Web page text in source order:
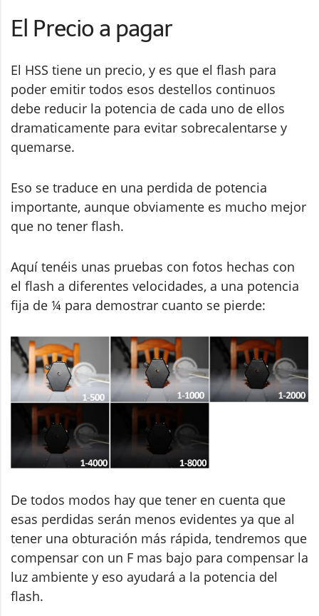
El Precio a pagar
El HSS tiene un precio, y es que el flash para
poder emitir todos esos destellos continuos
debe reducir la potencia de cada uno de ellos
dramaticamente para evitar sobrecalentarse y
quemarse.
Eso se traduce en una perdida de potencia
importante, aunque obviamente es mucho mejor
que no tener flash.
Aquí tenéis unas pruebas con fotos hechas con
el flash a diferentes velocidades, a una potencia
fija de ¼ para demostrar cuanto se pierde:
De todos modos hay que tener en cuenta que
esas perdidas serán menos evidentes ya que al
tener una obturación más rápida, tendremos que
compensar con un F mas bajo para compensar la
luz ambiente y eso ayudará a la potencia del
flash.